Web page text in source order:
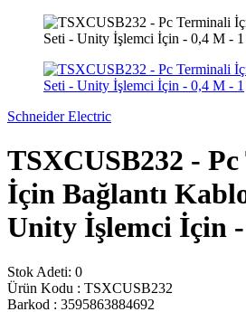
Schneider Electric
TSXCUSB232 -
İçin Bağlantı
Unity İşlemci İçin
Stok Adeti: 0
Ürün Kodu : TSXCUSB232
Barkod : 3595863884692